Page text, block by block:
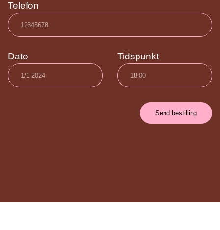
Telefon
Dato Tidspunkt
Send bestilling